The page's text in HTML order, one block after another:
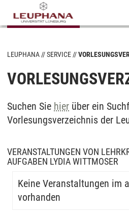
LEUPHANA SERVICE
Suchen Sie hier über ein
Vorlesungsverzeichnis der
VERANSTALTUNGEN VON
AUFGABEN LYDIA WITTMOSER
Keine Veranstaltungen im
vorhanden